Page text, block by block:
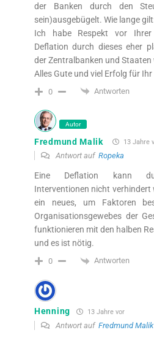
der Banken durch den
sein)ausgebügelt. Wie lange
Ich habe Respekt vor
Deflation durch dieses eher
der Zentralbanken und
Alles Gute und viel Erfolg für Ihr
0 Antworten
Autor
Fredmund Malik 13 Jahre
Antwort auf Ropeka
Eine Deflation kann
Interventionen nicht verhindert
ein neues, um Faktoren
Organisationsgewebes der
funktionieren mit den halben
und es ist nötig.
0 Antworten
Henning 13 Jahre vor
Antwort auf Fredmund Malik